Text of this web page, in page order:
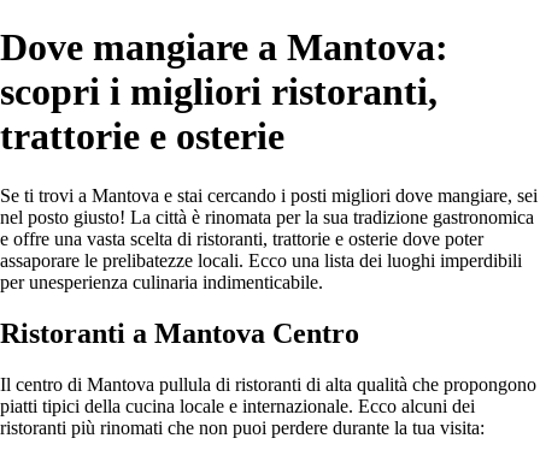
Dove mangiare a Mantova:
scopri i migliori ristoranti,
trattorie e osterie
Se ti trovi a Mantova e stai cercando i posti migliori dove mangiare, sei
nel posto giusto! La città è rinomata per la sua tradizione gastronomica
e offre una vasta scelta di ristoranti, trattorie e osterie dove poter
assaporare le prelibatezze locali. Ecco una lista dei luoghi imperdibili
per unesperienza culinaria indimenticabile.
Ristoranti a Mantova Centro
Il centro di Mantova pullula di ristoranti di alta qualità che propongono
piatti tipici della cucina locale e internazionale. Ecco alcuni dei
ristoranti più rinomati che non puoi perdere durante la tua visita: